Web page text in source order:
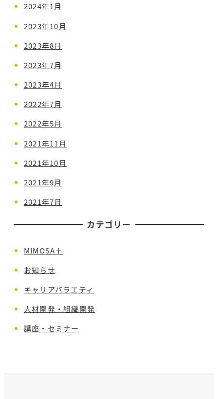
2024年1月
2023年10月
2023年8月
2023年7月
2023年4月
2022年7月
2022年5月
2021年11月
2021年10月
2021年9月
2021年7月
カテゴリー
MIMOSA＋
お知らせ
キャリアバラエティ
人材開発・組織開発
講座・セミナー